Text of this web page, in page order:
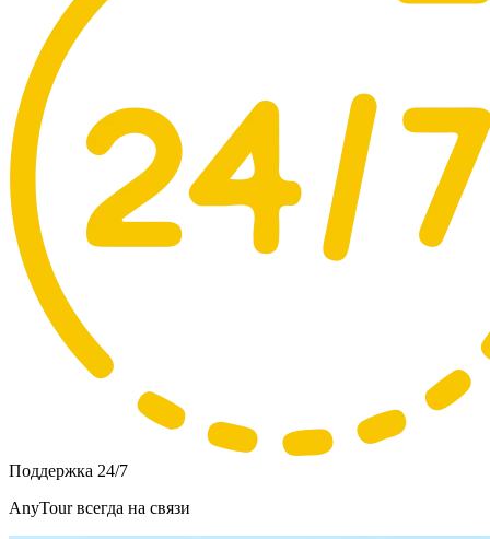
Поддержка 24/7
AnyTour всегда на связи